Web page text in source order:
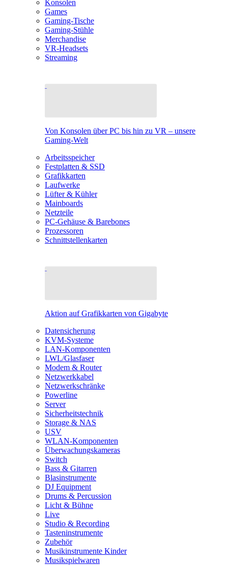
Konsolen
Games
Gaming-Tische
Gaming-Stühle
Merchandise
VR-Headsets
Streaming
Von Konsolen über PC bis hin zu VR – unsere
Gaming-Welt
Arbeitsspeicher
Festplatten & SSD
Grafikkarten
Laufwerke
Lüfter & Kühler
Mainboards
Netzteile
PC-Gehäuse & Barebones
Prozessoren
Schnittstellenkarten
Aktion auf Grafikkarten von Gigabyte
Datensicherung
KVM-Systeme
LAN-Komponenten
LWL/Glasfaser
Modem & Router
Netzwerkkabel
Netzwerkschränke
Powerline
Server
Sicherheitstechnik
Storage & NAS
USV
WLAN-Komponenten
Überwachungskameras
Switch
Bass & Gitarren
Blasinstrumente
DJ Equipment
Drums & Percussion
Licht & Bühne
Live
Studio & Recording
Tasteninstrumente
Zubehör
Musikinstrumente Kinder
Musikspielwaren